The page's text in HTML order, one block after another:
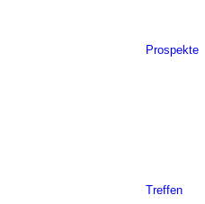
Prospekte
Treffen